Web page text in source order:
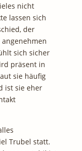
nicht
lassen sich
der
sich sicher
präsent in
sie häufig
ist sie eher
Trubel statt.